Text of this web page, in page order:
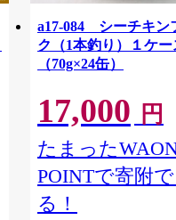
a17-084 シーチキン
ク（1本釣り）１ケー
（70g×24缶）
17,000 円
たまった
POINTで寄附で
る！